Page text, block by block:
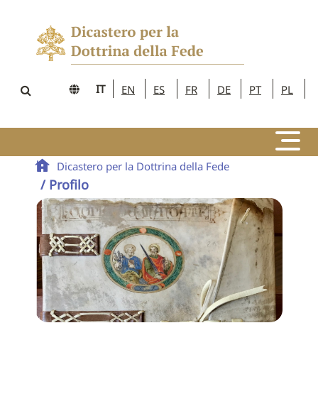
IT EN ES FR DE PT PL
Dicastero per la Dottrina della Fede
/ Profilo